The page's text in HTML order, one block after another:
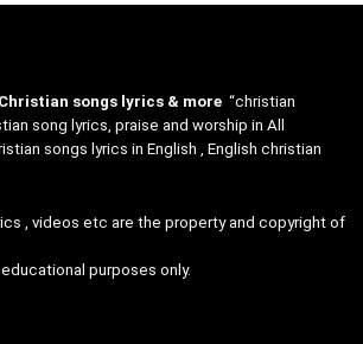
songs lyrics & more “christian
song lyrics, praise and worship in All
songs lyrics in English , English christian
, videos etc are the property and copyright of
purposes only.